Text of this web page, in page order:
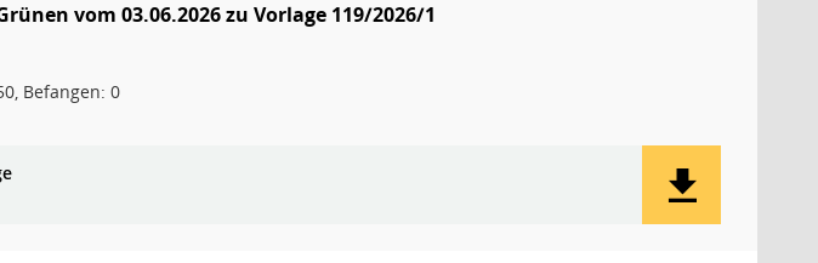
vom 03.06.2026 zu Vorlage 119/2026/1
Befangen: 0